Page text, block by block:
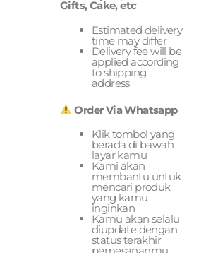
Gifts, Cake, etc
Estimated delivery
time may differ
Delivery fee will be
applied according
to shipping
address
Order Via Whatsapp
Klik tombol yang
berada di bawah
layar kamu
Kami akan
membantu untuk
mencari produk
yang kamu
inginkan
Kamu akan selalu
diupdate dengan
status terakhir